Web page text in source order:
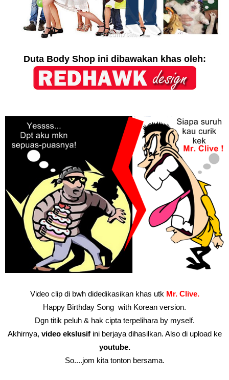
Duta Body Shop ini dibawakan khas oleh:
Video clip di bwh didedikasikan khas utk Mr. Clive.
Happy Birthday Song with Korean version.
Dgn titik peluh & hak cipta terpelihara by myself.
Akhirnya, video ekslusif ini berjaya dihasilkan. Also di upload ke
youtube.
So....jom kita tonton bersama.